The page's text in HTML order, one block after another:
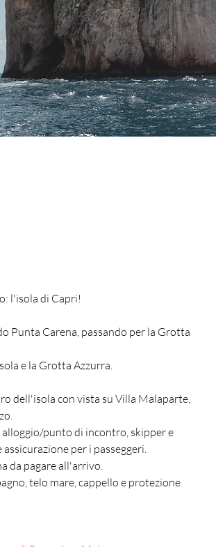
l'isola di Capri!
Punta Carena, passando per la Grotta
e la Grotta Azzurra.
dell'isola con vista su Villa Malaparte,
punto di incontro, skipper e
per i passeggeri.
da pagare all'arrivo.
telo mare, cappello e protezione